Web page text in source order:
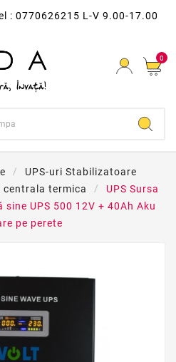
: 0770626215 L-V 9.00-17.00
0
UPS-uri Stabilizatoare
centrala termica
UPS Sursa
UPS 500 12V + 40Ah Aku
pe perete